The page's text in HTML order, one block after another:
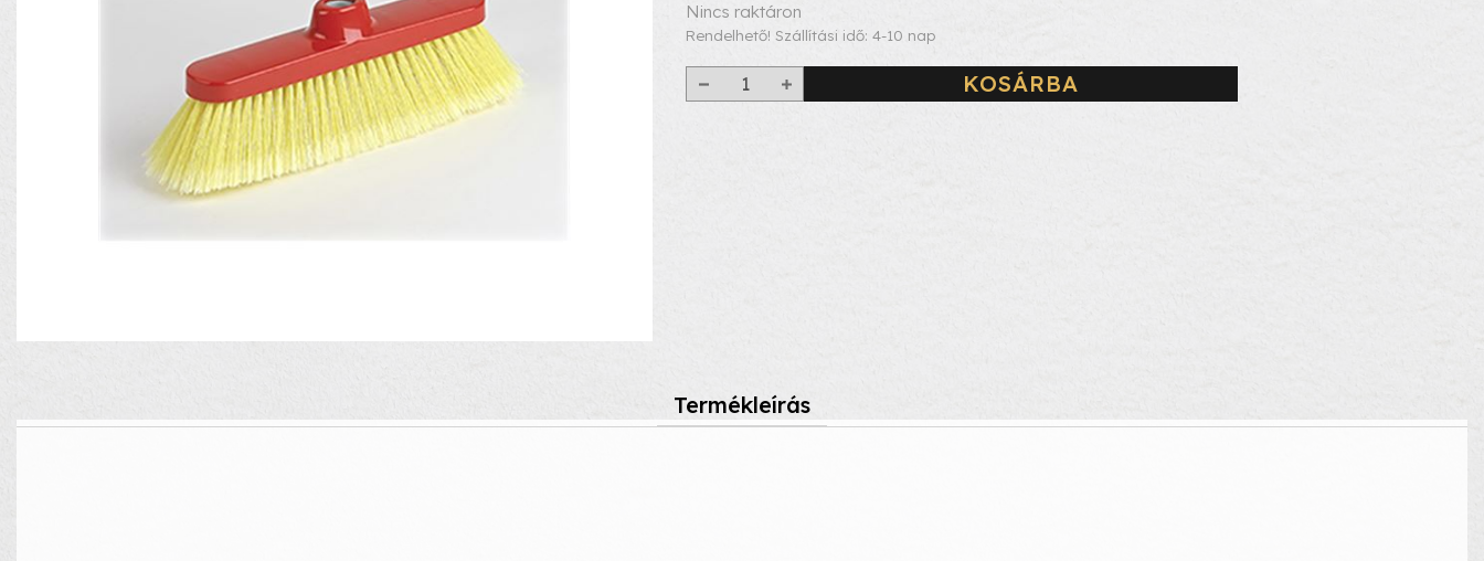
Nincs raktáron
Rendelhető! Szállítási idő: 4-10 nap
KOSÁRBA
Termékleírás